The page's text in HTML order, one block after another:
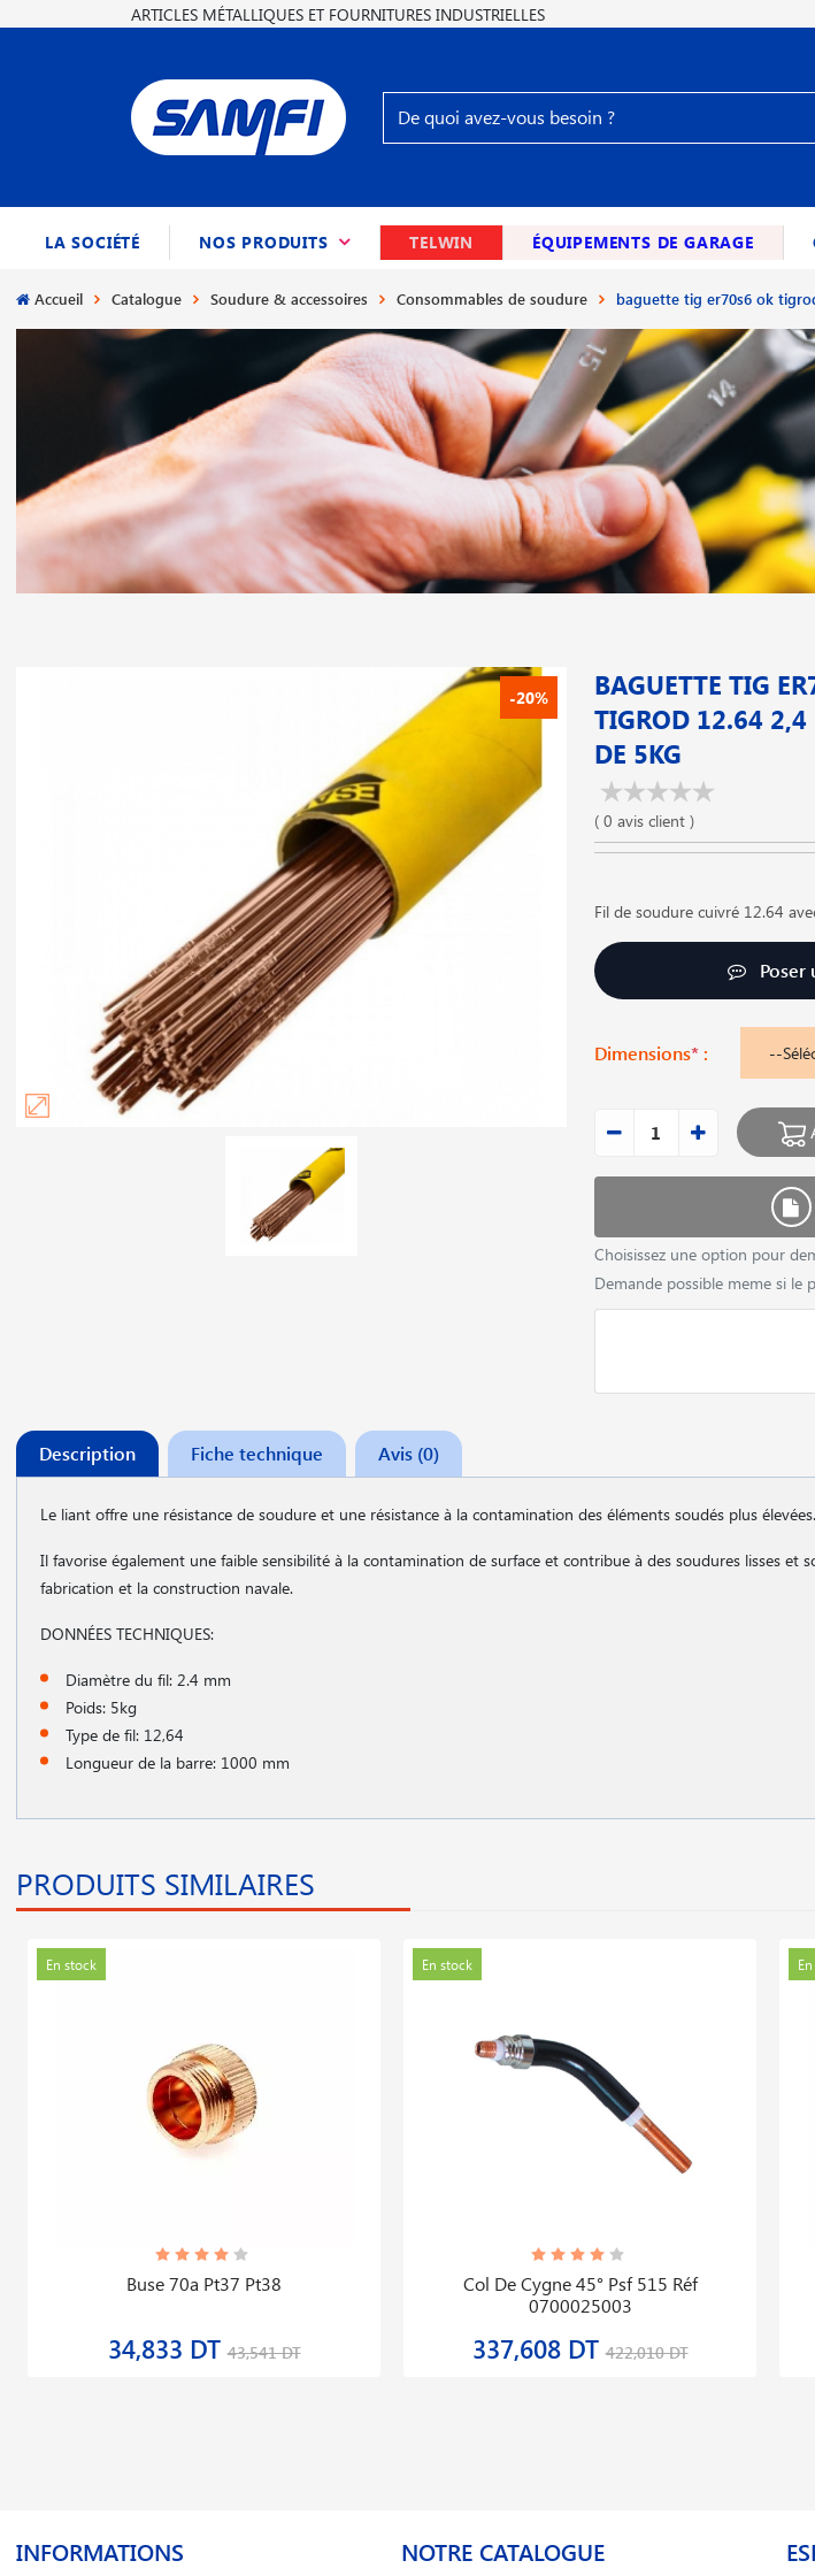
ARTICLES MÉTALLIQUES ET FOURNITURES INDUSTRIELLES
LA SOCIÉTÉ NOS PRODUITS (CURRENT)TELWIN ÉQUIPEMENTS DE GARAGE
Accueil Catalogue Soudure & accessoires Consommables de soudure baguette tig er70s6 ok
-20%
BAGUETTE TIG
TIGROD 12.64
DE 5KG
( 0 avis client )
Fil de soudure cuivré 12.64
Poser
Dimensions*:
Choisissez une option pour
Demande possible meme si le
Description Fiche technique Avis (0)
Le liant offre une résistance de soudure et une résistance à la contamination des éléments soudés plus élevées.
Il favorise également une faible sensibilité à la contamination de surface et contribue à des soudures lisses et
fabrication et la construction navale.
DONNÉES TECHNIQUES:
Diamètre du fil: 2.4 mm
Poids: 5kg
Type de fil: 12,64
Longueur de la barre: 1000 mm
PRODUITS SIMILAIRES
En stock
Buse 70a Pt37 Pt38
34,833 DT43,541 DT
En stock
Col De Cygne 45° Psf 515 Réf
0700025003
337,608 DT422,010 DT
INFORMATIONS NOTRE CATALOGUE